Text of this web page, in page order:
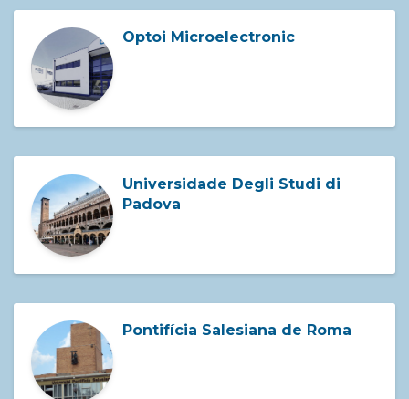
Optoi Microelectronic
Universidade Degli Studi di
Padova
Pontifícia Salesiana de Roma